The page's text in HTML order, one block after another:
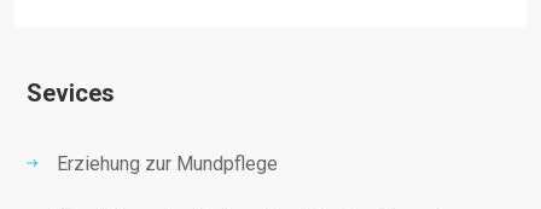
Sevices
Erziehung zur Mundpflege